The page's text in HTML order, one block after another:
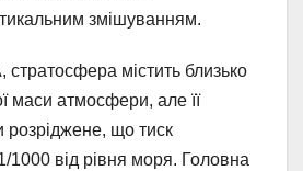
змішуванням.
містить близько
маси атмосфери, але її
розріджене, що тиск
1000 від рівня моря. Головна